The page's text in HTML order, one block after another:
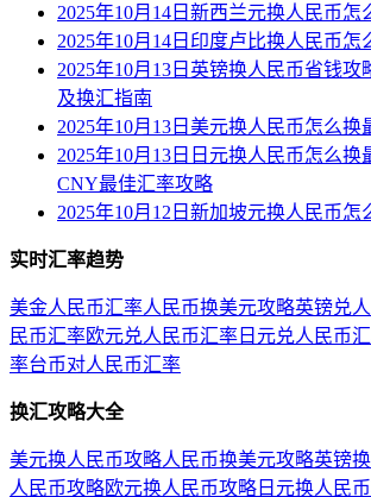
2025年10月14日新西兰元换人民币怎
2025年10月14日印度卢比换人民币怎
2025年10月13日英镑换人民币省钱攻
及换汇指南
2025年10月13日美元换人民币怎么换
2025年10月13日日元换人民币怎么换
CNY最佳汇率攻略
2025年10月12日新加坡元换人民币怎
实时汇率趋势
美金人民币汇率人民币换美元攻略英镑兑
民币汇率欧元兑人民币汇率 日元兑人民币
率台币对人民币汇率
换汇攻略大全
美元换人民币攻略人民币换美元攻略英镑
人民币攻略欧元换人民币攻略 日元换人民